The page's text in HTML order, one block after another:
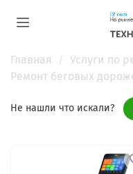
Главная Услуги по
Ремонт беговых
Не нашли что искали?